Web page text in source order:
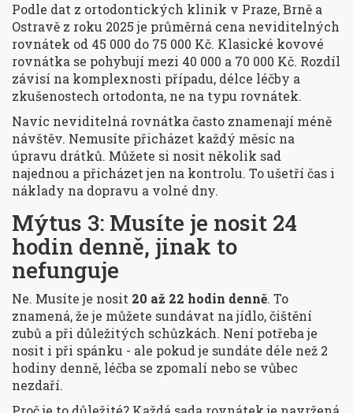
Podle dat z ortodontických klinik v Praze, Brně a
Ostravě z roku 2025 je průměrná cena neviditelných
rovnátek od 45 000 do 75 000 Kč. Klasické kovové
rovnátka se pohybují mezi 40 000 a 70 000 Kč. Rozdíl
závisí na komplexnosti případu, délce léčby a
zkušenostech ortodonta, ne na typu rovnátek.
Navíc neviditelná rovnátka často znamenají méně
návštěv. Nemusíte přicházet každý měsíc na
úpravu drátků. Můžete si nosit několik sad
najednou a přicházet jen na kontrolu. To ušetří čas i
náklady na dopravu a volné dny.
Mýtus 3: Musíte je nosit 24
hodin denně, jinak to
nefunguje
Ne. Musíte je nosit 20 až 22 hodin denně. To
znamená, že je můžete sundávat na jídlo, čištění
zubů a při důležitých schůzkách. Není potřeba je
nosit i při spánku - ale pokud je sundáte déle než 2
hodiny denně, léčba se zpomalí nebo se vůbec
nezdaří.